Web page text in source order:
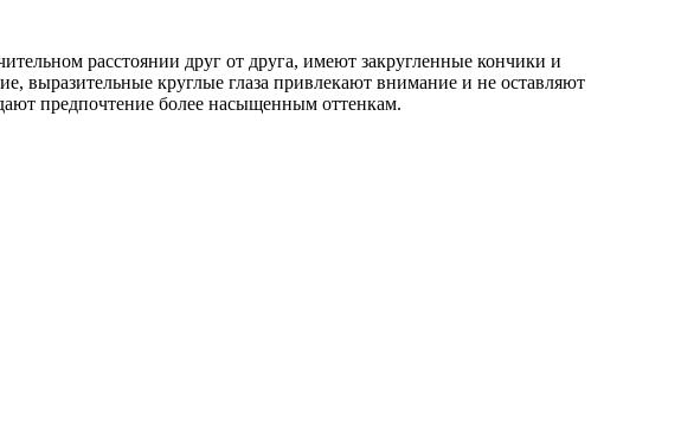
расстоянии друг от друга, имеют закругленные кончики и
выразительные круглые глаза привлекают внимание и не оставляют
предпочтение более насыщенным оттенкам.